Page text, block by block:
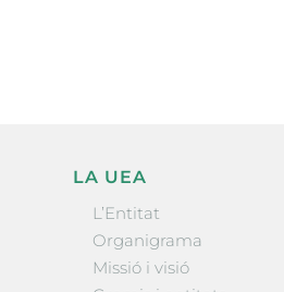
LA UEA
L’Entitat
Organigrama
Missió i visió